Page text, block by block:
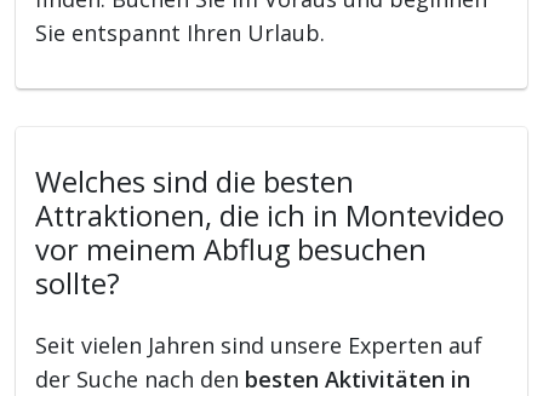
Sie entspannt Ihren Urlaub.
Welches sind die besten
Attraktionen, die ich in Montevideo
vor meinem Abflug besuchen
sollte?
Seit vielen Jahren sind unsere Experten auf
der Suche nach den besten Aktivitäten in